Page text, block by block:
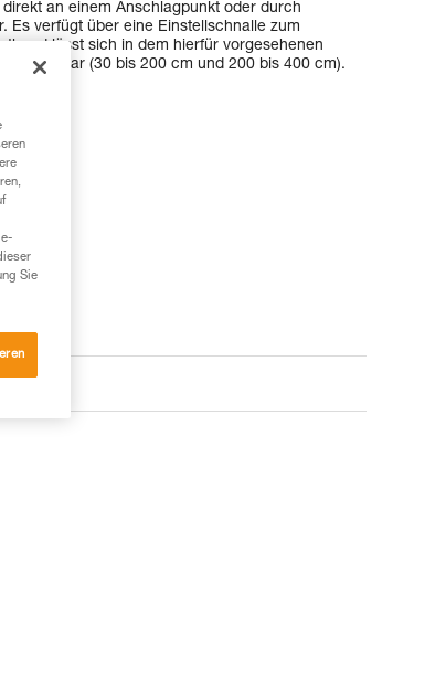
an einem Anschlagpunkt oder durch
Es verfügt über eine Einstellschnalle zum
lässt sich in dem hierfür vorgesehenen
verfügbar (30 bis 200 cm und 200 bis 400 cm).
Sie